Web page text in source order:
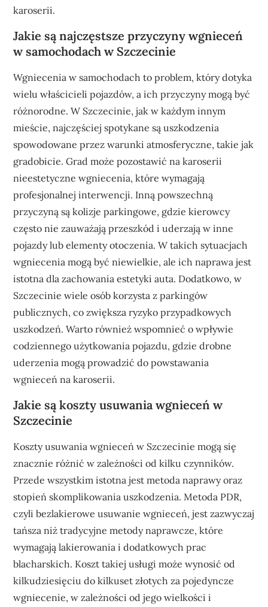
karoserii.
Jakie są najczęstsze przyczyny wgnieceń
w samochodach w Szczecinie
Wgniecenia w samochodach to problem, który dotyka
wielu właścicieli pojazdów, a ich przyczyny mogą być
różnorodne. W Szczecinie, jak w każdym innym
mieście, najczęściej spotykane są uszkodzenia
spowodowane przez warunki atmosferyczne, takie jak
gradobicie. Grad może pozostawić na karoserii
nieestetyczne wgniecenia, które wymagają
profesjonalnej interwencji. Inną powszechną
przyczyną są kolizje parkingowe, gdzie kierowcy
często nie zauważają przeszkód i uderzają w inne
pojazdy lub elementy otoczenia. W takich sytuacjach
wgniecenia mogą być niewielkie, ale ich naprawa jest
istotna dla zachowania estetyki auta. Dodatkowo, w
Szczecinie wiele osób korzysta z parkingów
publicznych, co zwiększa ryzyko przypadkowych
uszkodzeń. Warto również wspomnieć o wpływie
codziennego użytkowania pojazdu, gdzie drobne
uderzenia mogą prowadzić do powstawania
wgnieceń na karoserii.
Jakie są koszty usuwania wgnieceń w
Szczecinie
Koszty usuwania wgnieceń w Szczecinie mogą się
znacznie różnić w zależności od kilku czynników.
Przede wszystkim istotna jest metoda naprawy oraz
stopień skomplikowania uszkodzenia. Metoda PDR,
czyli bezlakierowe usuwanie wgnieceń, jest zazwyczaj
tańsza niż tradycyjne metody naprawcze, które
wymagają lakierowania i dodatkowych prac
blacharskich. Koszt takiej usługi może wynosić od
kilkudziesięciu do kilkuset złotych za pojedyncze
wgniecenie, w zależności od jego wielkości i